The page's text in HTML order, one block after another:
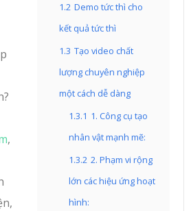
1.2 Demo tức thì cho
kết quả tức thì
1.3 Tạo video chất
lượng chuyên nghiệp
một cách dễ dàng
1.3.1 1. Công cụ tạo
nhân vật mạnh mẽ:
1.3.2 2. Phạm vi rộng
lớn các hiệu ứng hoạt
hình:
,